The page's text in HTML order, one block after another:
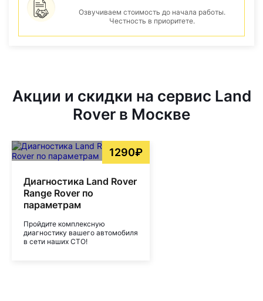
Озвучиваем стоимость до начала работы.
Честность в приоритете.
Акции и скидки на сервис Land
Rover в Москве
1290₽
Диагностика Land Rover
Range Rover по
параметрам
Пройдите комплексную
диагностику вашего автомобиля
в сети наших СТО!